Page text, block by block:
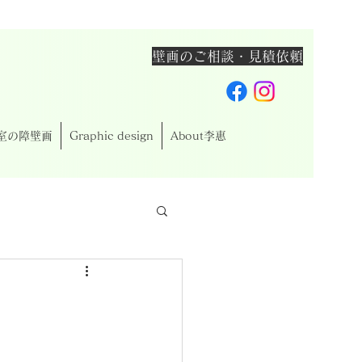
壁画のご相談・見積依頼
の障壁画 Graphic design About李惠